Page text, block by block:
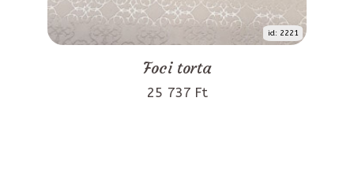
id: 2221
Foci torta
25 737 Ft